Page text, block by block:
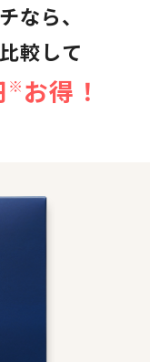
なら、
較して
※ お得！